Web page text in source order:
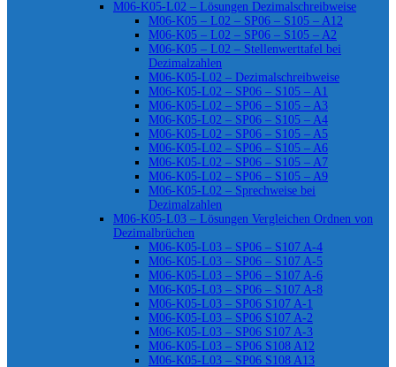
M06-K05-L02 – Lösungen Dezimalschreibweise
M06-K05 – L02 – SP06 – S105 – A12
M06-K05 – L02 – SP06 – S105 – A2
M06-K05 – L02 – Stellenwerttafel bei
Dezimalzahlen
M06-K05-L02 – Dezimalschreibweise
M06-K05-L02 – SP06 – S105 – A1
M06-K05-L02 – SP06 – S105 – A3
M06-K05-L02 – SP06 – S105 – A4
M06-K05-L02 – SP06 – S105 – A5
M06-K05-L02 – SP06 – S105 – A6
M06-K05-L02 – SP06 – S105 – A7
M06-K05-L02 – SP06 – S105 – A9
M06-K05-L02 – Sprechweise bei
Dezimalzahlen
M06-K05-L03 – Lösungen Vergleichen Ordnen von
Dezimalbrüchen
M06-K05-L03 – SP06 – S107 A-4
M06-K05-L03 – SP06 – S107 A-5
M06-K05-L03 – SP06 – S107 A-6
M06-K05-L03 – SP06 – S107 A-8
M06-K05-L03 – SP06 S107 A-1
M06-K05-L03 – SP06 S107 A-2
M06-K05-L03 – SP06 S107 A-3
M06-K05-L03 – SP06 S108 A12
M06-K05-L03 – SP06 S108 A13